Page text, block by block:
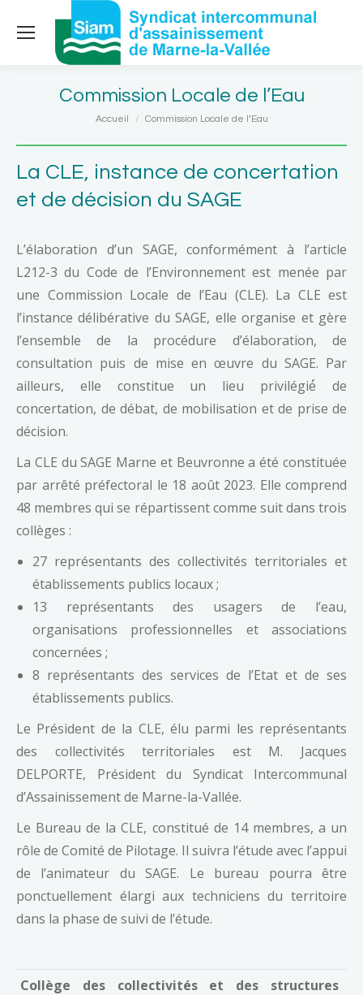
Commission Locale de l’Eau
Vous êtes ici :
Accueil Commission Locale de l’Eau
La CLE, instance de concertation
et de décision du SAGE
L’élaboration d’un SAGE, conformément à l’article
L212-3 du Code de l’Environnement est menée par
une Commission Locale de l’Eau (CLE). La CLE est
l’instance délibérative du SAGE, elle organise et gère
l’ensemble de la procédure d’élaboration, de
consultation puis de mise en œuvre du SAGE. Par
ailleurs, elle constitue un lieu privilégié́ de
concertation, de débat, de mobilisation et de prise de
décision.
La CLE du SAGE Marne et Beuvronne a été constituée
par arrêté préfectoral le 18 août 2023. Elle comprend
48 membres qui se répartissent comme suit dans trois
collèges :
27 représentants des collectivités territoriales et
établissements publics locaux ;
13 représentants des usagers de l’eau,
organisations professionnelles et associations
concernées ;
8 représentants des services de l’Etat et de ses
établissements publics.
Le Président de la CLE, élu parmi les représentants
des collectivités territoriales est M. Jacques
DELPORTE, Président du Syndicat Intercommunal
d’Assainissement de Marne-la-Vallée.
Le Bureau de la CLE, constitué de 14 membres, a un
rôle de Comité de Pilotage. Il suivra l’étude avec l’appui
de l’animateur du SAGE. Le bureau pourra être
ponctuellement élargi aux techniciens du territoire
dans la phase de suivi de l’étude.
Collège des collectivités et des structures